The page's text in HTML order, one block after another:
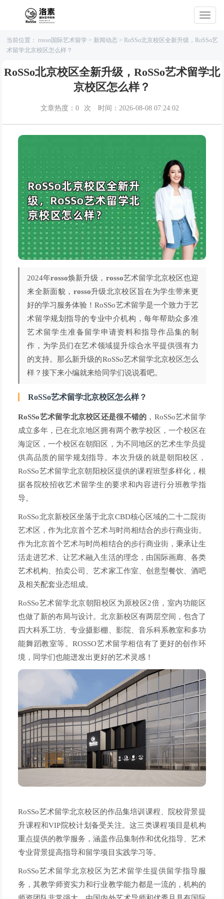
当前位置：rosso国际艺术留学 > 新闻动态 > RoSSo北京校区全新升级，RoSSo艺
术留学北京校区怎么样？
RoSSo北京校区全新升级，RoSSo艺术留学北
京校区怎么样？
文章热度： 0 次 时间：2026-08-08 07:24:02
2024年rosso焕新升级， rosso艺术留学北京校区也迎
来全新面貌 ， rosso升级北京校区旨在为学生带来更
好的学习服务体验 ！RoSSo艺术留学是一个致力于艺
术留学规划指导的专业中介机构，每年帮助众多准
艺术留学生准备留学申请资料和指导作品集的制
作，为学员们在艺术领域提升综合水平提供强有力
的支持。那么新升级的RoSSo艺术留学北京校区怎么
样？接下来小编就来给同学们说说看吧。
RoSSo艺术留学北京校区怎么样？
RoSSo艺术留学北京校区还是很不错的 ，RoSSo艺术留学
成立多年，已在北京地区拥有两个教学校区，一个校区在
海淀区，一个校区在朝阳区，为不同地区的艺术生学员提
供高品质的留学规划指导。本次升级的就是朝阳校区，
RoSSo艺术留学北京朝阳校区提供的课程班型多样化，根
据各院校招收艺术留学生的要求和内容进行分班教学指
导。
RoSSo北京新校区坐落于北京CBD核心区域的二十二院街
艺术区，作为北京首个艺术与时尚相结合的步行商业街。
作为北京首个艺术与时尚相结合的步行商业街，秉承让生
活走进艺术、让艺术融入生活的理念，由国际画廊、各类
艺术机构、拍卖公司、艺术家工作室、创意型餐饮、酒吧
及相关配套业态组成。
RoSSo艺术留学北京朝阳校区为原校区2倍，室内功能区
也做了新的布局与设计。北京新校区有两层空间，包含了
四大科系工坊、专业摄影棚、影院、音乐科系教室和多功
能舞蹈教室等。ROSSO艺术留学相信有了更好的创作环
境，同学们也能迸发出更好的艺术灵感！
RoSSo艺术留学北京校区的作品集培训课程、院校背景提
升课程和VIP院校计划备受关注。这三类课程项目是机构
重点提供的教学服务，涵盖作品集制作和优化指导、艺术
专业背景提高指导和留学项目实践学习等。
RoSSo艺术留学北京校区为艺术留学生提供留学指导服
务，其教学师资实力和行业教学能力都是一流的，机构的